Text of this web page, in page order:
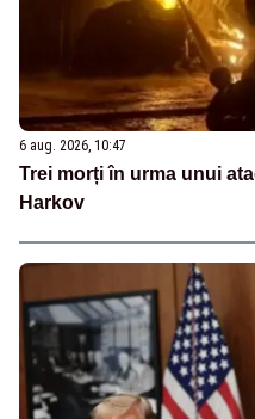
6 aug. 2026, 10:47
Trei morți în urma unui
Harkov